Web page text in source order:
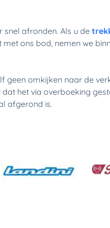
snel afronden. Als u de
ons bod, nemen we
geen omkijken naar de
het via overboeking
afgerond is.